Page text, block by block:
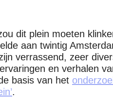
dit plein moeten
aan twintig
verrassend, zeer
en verhalen
basis van het
.